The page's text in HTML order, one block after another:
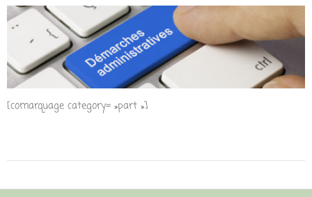
[comarquage category= »part »]